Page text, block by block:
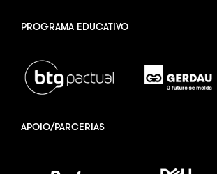
PROGRAMA EDUCATIVO
APOIO/PARCERIAS